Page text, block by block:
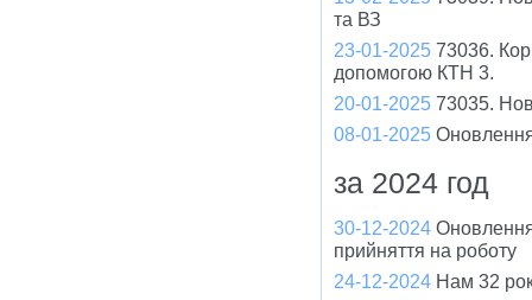
та ВЗ
23-01-2025 73036.
допомогою КТН 3.
20-01-2025 73035.
08-01-2025
за 2024 год
30-12-2024
прийняття на роботу
24-12-2024 Нам 32